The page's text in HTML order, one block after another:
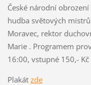
České národní
hudba světových
Moravec, rektor
Marie . Programem
16:00, vstupné 150,- Kč
Plakát zde